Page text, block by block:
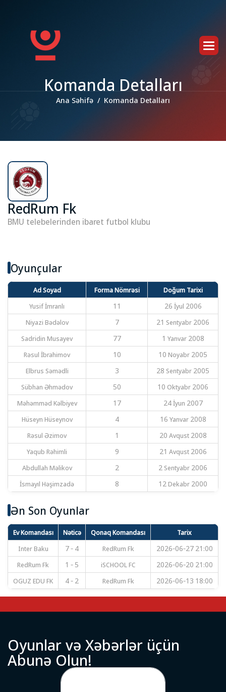
Komanda Detalları
Ana Səhifə Komanda Detalları
RedRum Fk
BMU telebelerinden ibaret futbol klubu
Oyunçular
Ad Soyad Forma Nömrəsi
Doğum Tarixi
Yusif İmranlı
11
26 İyul 2006
Niyazi Bədəlov
7
21 Sentyabr 2006
Sadridin Musayev
77
1 Yanvar 2008
Rəsul İbrahimov
10
10 Noyabr 2005
Elbrus Səmədli
3
28 Sentyabr 2005
Sübhan Əhmədov
50
10 Oktyabr 2006
Məhəmməd Kəlbiyev
17
24 İyun 2007
Hüseyn Hüseynov
4
16 Yanvar 2008
Rəsul Əzimov
1
20 Avqust 2008
Yaqub Rəhimli
9
21 Avqust 2006
Abdullah Məlikov
2
2 Sentyabr 2006
İsmayıl Həşimzadə
8 12 Dekabr 2000
Ən Son Oyunlar
Ev Komandası Nəticə Qonaq Komandası
Tarix
Inter Baku
7 - 4 RedRum Fk
2026-06-27 21:00
RedRum Fk
1 - 5 iSCHOOL FC
2026-06-20 21:00
OGUZ EDU FK
4 - 2 RedRum Fk 2026-06-13 18:00
Oyunlarvə Xəbərlər üçün
Abunə Olun!